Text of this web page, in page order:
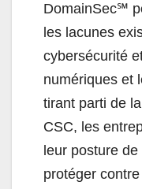
DomainSec℠
les lacunes
cybersécurité
numériques et
tirant parti de
CSC, les
leur posture
protéger